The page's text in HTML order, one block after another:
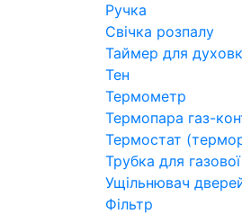
Ручка
Свічка розпалу
Таймер для
Тен
Термометр
Термопара газ-
Термостат
Трубка для
Ущільнювач
Фільтр